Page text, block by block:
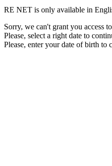
RE NET is only available in
Sorry, we can't grant you access
Please, select a right date to
Please, enter your date of birth to